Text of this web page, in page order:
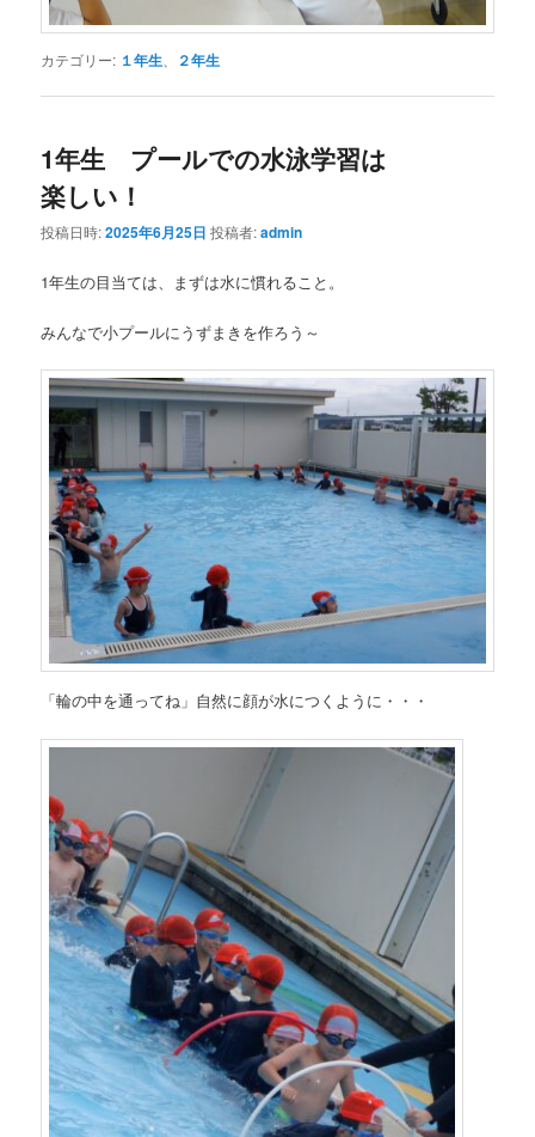
カテゴリー: １年生 ２年生
1年生 プールでの水泳学習は
楽しい！
投稿日時:2025年6月25日 投稿者:admin
1年生の目当ては、まずは水に慣れること。
みんなで小プールにうずまきを作ろう～
「輪の中を通ってね」自然に顔が水につくように・・・